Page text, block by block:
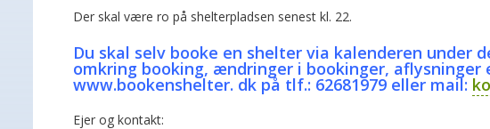
Der skal være ro på shelterpladsen senest kl. 22.
Du skal selv booke en shelter via kalenderen under
omkring booking, ændringer i bookinger, aflysninger
www.bookenshelter. dk på tlf.: 62681979 eller mail:
Ejer og kontakt: